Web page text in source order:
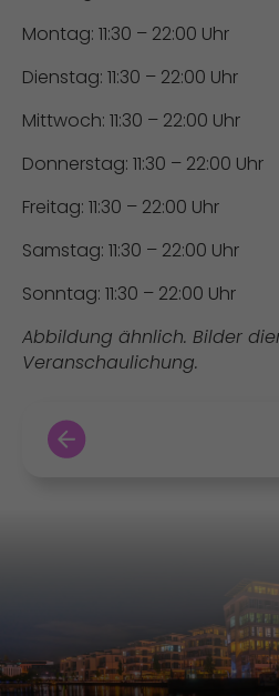
Montag: 11:30 – 22:00 Uhr
Dienstag: 11:30 – 22:00 Uhr
Mittwoch: 11:30 – 22:00 Uhr
Donnerstag: 11:30 – 22:00 Uhr
Freitag: 11:30 – 22:00 Uhr
Samstag: 11:30 – 22:00 Uhr
Sonntag: 11:30 – 22:00 Uhr
Abbildung ähnlich. Bilder
Veranschaulichung.